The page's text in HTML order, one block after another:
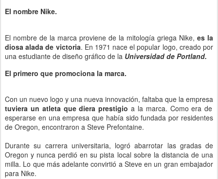
El nombre Nike.
El nombre de la marca proviene de la mitología griega Nike, es la
diosa alada de victoria. En 1971 nace el popular logo, creado por
una estudiante de diseño gráfico de la Universidad de Portland.
El primero que promociona la marca.
Con un nuevo logo y una nueva innovación, faltaba que la empresa
tuviera un atleta que diera prestigio a la marca. Como era de
esperarse en una empresa que había sido fundada por residentes
de Oregon, encontraron a Steve Prefontaine.
Durante su carrera universitaria, logró abarrotar las gradas de
Oregon y nunca perdió en su pista local sobre la distancia de una
milla. Lo que más adelante convirtió a Steve en un gran embajador
para Nike.